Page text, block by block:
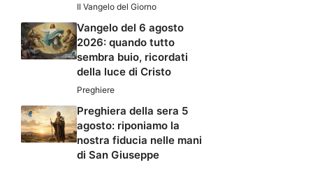
Il Vangelo del Giorno
Vangelo del 6 agosto
2026: quando tutto
sembra buio, ricordati
della luce di Cristo
Preghiere
Preghiera della sera 5
agosto: riponiamo la
nostra fiducia nelle mani
di San Giuseppe